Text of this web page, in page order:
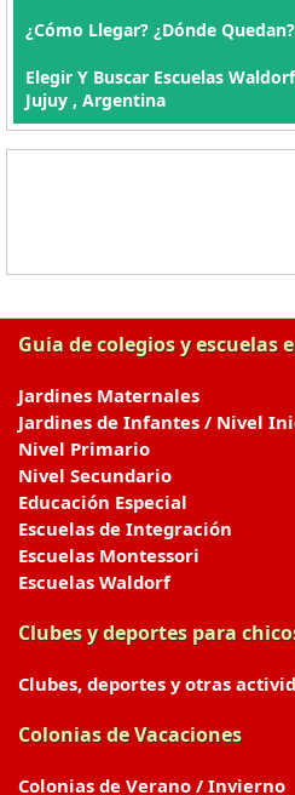
¿Cómo Llegar? ¿Dónde Quedan?
Elegir Y Buscar Escuelas
Jujuy , Argentina
Guia de colegios y escuelas
Jardines Maternales
Jardines de Infantes / Nivel
Nivel Primario
Nivel Secundario
Educación Especial
Escuelas de Integración
Escuelas Montessori
Escuelas Waldorf
Clubes y deportes para
Clubes, deportes y otras
Colonias de Vacaciones
Colonias de Verano / Invierno